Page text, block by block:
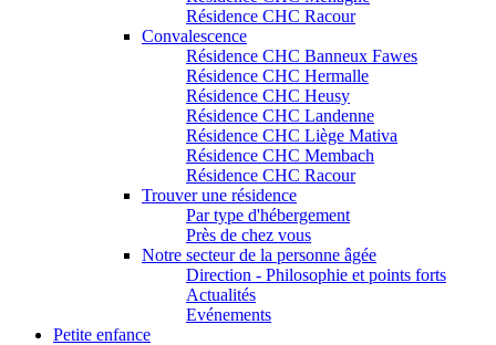
Résidence CHC Racour
Convalescence
Résidence CHC Banneux Fawes
Résidence CHC Hermalle
Résidence CHC Heusy
Résidence CHC Landenne
Résidence CHC Liège Mativa
Résidence CHC Membach
Résidence CHC Racour
Trouver une résidence
Par type d'hébergement
Près de chez vous
Notre secteur de la personne âgée
Direction - Philosophie et points forts
Actualités
Evénements
Petite enfance